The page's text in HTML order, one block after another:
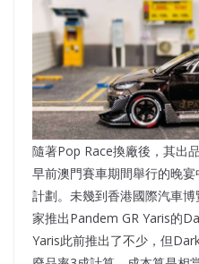
隨著Pop Race換廠後，其出
早前澳門賽車期間舉行的晚
計劃。未幾到香港國際汽車
家推出Pandem GR Yaris的
Yaris此前推出了不少，但